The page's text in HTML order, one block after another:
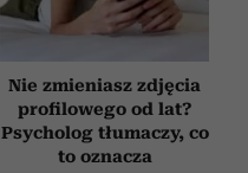
Nie zmieniasz zdjęcia
profilowego od lat?
Psycholog tłumaczy, co
to oznacza